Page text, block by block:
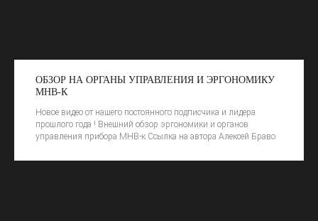
ОБЗОР НА ОРГАНЫ УПРАВЛЕНИЯ И ЭРГОНОМИКУ
МНВ-К
Новое видео от нашего постоянного подписчика и лидера
прошлого года ! Внешний обзор эргономики и органов
управления прибора МНВ-к Ссылка на автора Алексей Браво